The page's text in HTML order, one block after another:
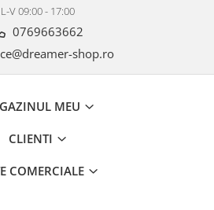
L-V 09:00 - 17:00
0769663662
shop.ro
MEU
CLIENTI
COMERCIALE